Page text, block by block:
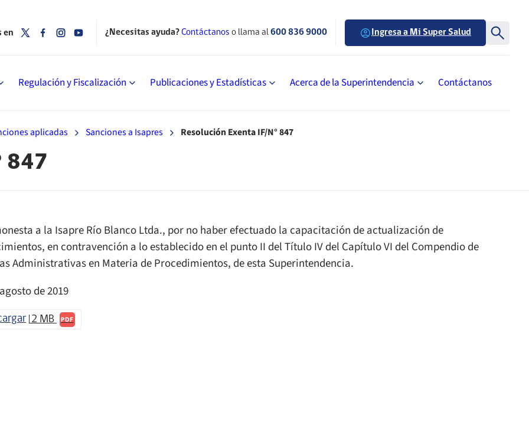
Regulación y Fiscalización Publicaciones y Estadísticas Acerca de la Superintendencia Contáctanos
en ¿Necesitas ayuda?Contáctanos o llama al600 836 9000 Ingresa a Mi Super Salud
aplicadas Sanciones a Isapres Resolución Exenta IF/N° 847
847
a la Isapre Río Blanco Ltda., por no haber efectuado la capacitación de actualización de
en contravención a lo establecido en el punto II del Título IV del Capítulo VI del Compendio de
Administrativas en Materia de Procedimientos, de esta Superintendencia.
de 2019
2 MB PDF